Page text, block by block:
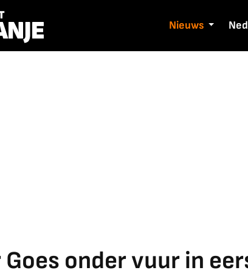
Nieuws
onder vuur in